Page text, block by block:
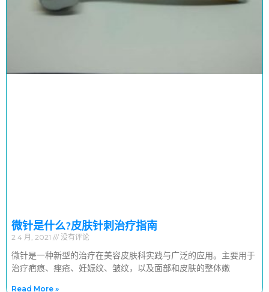
微针是什么?皮肤针刺治疗指南
2 4 月, 2021 没有评论
微针是一种新型的治疗在美容皮肤科实践与广泛的应用。主要用于
治疗疤痕、痤疮、妊娠纹、皱纹，以及面部和皮肤的整体嫩
Read More »